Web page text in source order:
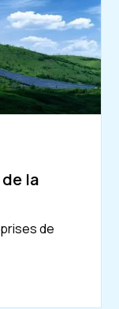
la
de